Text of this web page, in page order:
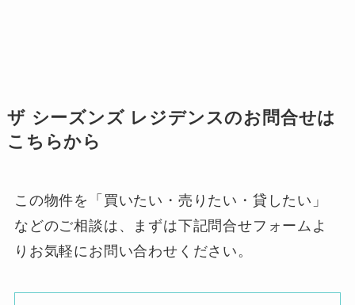
ザ シーズンズ レジデンスのお問合せは
こちらから
この物件を「買いたい・売りたい・貸したい」
などのご相談は、まずは下記問合せフォームよ
りお気軽にお問い合わせください。